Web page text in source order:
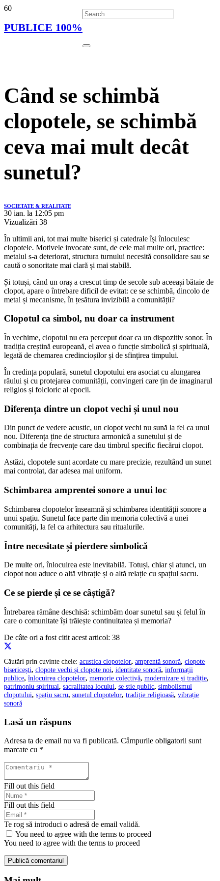
PUBLICE 100%
Când se schimbă
clopotele, se schimbă
ceva mai mult decât
sunetul?
SOCIETATE & REALITATE
30 ian. la 12:05 pm
Vizualizări 38
În ultimii ani, tot mai multe biserici și catedrale își înlocuiesc
clopotele. Motivele invocate sunt, de cele mai multe ori, practice:
metalul s-a deteriorat, structura turnului necesită consolidare sau se
caută o sonoritate mai clară și mai stabilă.
Și totuși, când un oraș a crescut timp de secole sub aceeași bătaie de
clopot, apare o întrebare dificil de evitat: ce se schimbă, dincolo de
metal și mecanisme, în țesătura invizibilă a comunității?
Clopotul ca simbol, nu doar ca instrument
În vechime, clopotul nu era perceput doar ca un dispozitiv sonor. În
tradiția creștină europeană, el avea o funcție simbolică și spirituală,
legată de chemarea credincioșilor și de sfințirea timpului.
În credința populară, sunetul clopotului era asociat cu alungarea
răului și cu protejarea comunității, convingeri care țin de imaginarul
religios și folcloric al epocii.
Diferența dintre un clopot vechi și unul nou
Din punct de vedere acustic, un clopot vechi nu sună la fel ca unul
nou. Diferența ține de structura armonică a sunetului și de
combinația de frecvențe care dau timbrul specific fiecărui clopot.
Astăzi, clopotele sunt acordate cu mare precizie, rezultând un sunet
mai controlat, dar adesea mai uniform.
Schimbarea amprentei sonore a unui loc
Schimbarea clopotelor înseamnă și schimbarea identității sonore a
unui spațiu. Sunetul face parte din memoria colectivă a unei
comunități, la fel ca arhitectura sau ritualurile.
Între necesitate și pierdere simbolică
De multe ori, înlocuirea este inevitabilă. Totuși, chiar și atunci, un
clopot nou aduce o altă vibrație și o altă relație cu spațiul sacru.
Ce se pierde și ce se câștigă?
Întrebarea rămâne deschisă: schimbăm doar sunetul sau și felul în
care o comunitate își trăiește continuitatea și memoria?
De câte ori a fost citit acest articol: 38
Căutări prin cuvinte cheie: acustica clopotelor, amprentă sonoră, clopote
bisericești, clopote vechi și clopote noi, identitate sonoră, informații
publice,înlocuirea clopotelor, memorie colectivă, modernizare și tradiție,
patrimoniu spiritual, sacralitatea locului, se stie public, simbolismul
clopotului, spațiu sacru, sunetul clopotelor, tradiție religioasă, vibrație
sonoră
Lasă un răspuns
Adresa ta de email nu va fi publicată. Câmpurile obligatorii sunt
marcate cu *
Fill out this field
Fill out this field
Te rog să introduci o adresă de email validă.
You need to agree with the terms to proceed
You need to agree with the terms to proceed
Publică comentariul